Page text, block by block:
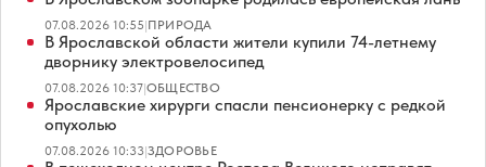
07.08.2026 10:55|ПРИРОДА
В Ярославской области жители купили 74-летнему
дворнику электровелосипед
07.08.2026 10:37|ОБЩЕСТВО
Ярославские хирурги спасли пенсионерку с редкой
опухолью
07.08.2026 10:33|ЗДОРОВЬЕ